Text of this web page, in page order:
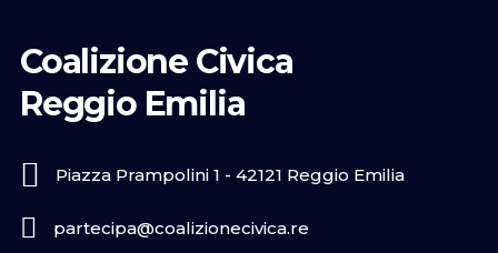
Coalizione Civica
Reggio Emilia
Piazza Prampolini 1 - 42121 Reggio Emilia
partecipa@coalizionecivica.re